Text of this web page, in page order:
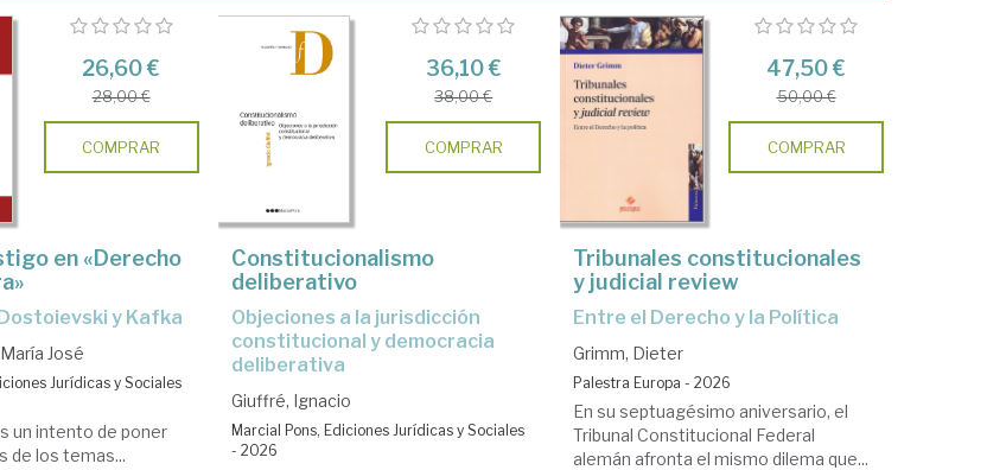
26,60 €
28,00 €
COMPRAR
en «Derecho
y Kafka
José
Jurídicas y Sociales
un intento de poner
de los temas...
36,10 €
38,00 €
COMPRAR
Constitucionalismo
deliberativo
Objeciones a la jurisdicción
constitucional y democracia
deliberativa
Giuffré, Ignacio
Marcial Pons, Ediciones Jurídicas y Sociales
- 2026
47,50 €
50,00 €
COMPRAR
Tribunales constitucionales
y judicial review
Entre el Derecho y la Política
Grimm, Dieter
Palestra Europa - 2026
En su septuagésimo aniversario, el
Tribunal Constitucional Federal
alemán afronta el mismo dilema que...